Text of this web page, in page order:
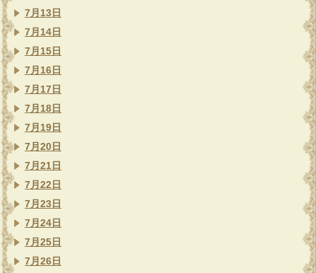
7月13日
7月14日
7月15日
7月16日
7月17日
7月18日
7月19日
7月20日
7月21日
7月22日
7月23日
7月24日
7月25日
7月26日